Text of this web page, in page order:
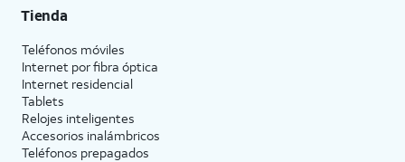
Tienda
Teléfonos móviles
Internet por fibra óptica
Internet residencial
Tablets
Relojes inteligentes
Accesorios inalámbricos
Teléfonos prepagados